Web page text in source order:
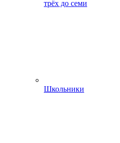
трёх до семи
Школьники